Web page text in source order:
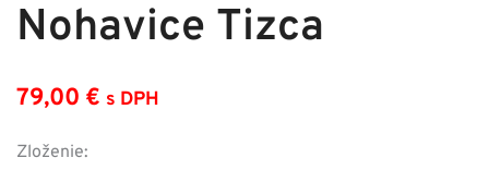
Nohavice Tizca
79,00 € s DPH
Zloženie: